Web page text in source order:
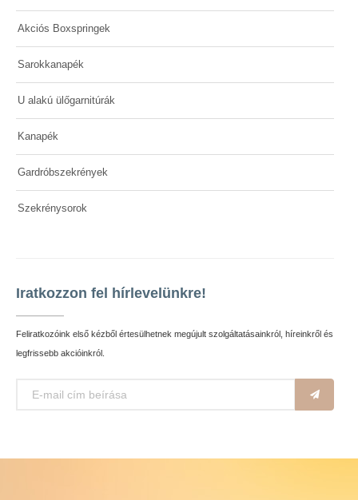
Akciós Boxspringek
Sarokkanapék
U alakú ülőgarnitúrák
Kanapék
Gardróbszekrények
Szekrénysorok
Iratkozzon fel hírlevelünkre!
Feliratkozóink első kézből értesülhetnek megújult szolgáltatásainkról, híreinkről és
legfrissebb akcióinkról.